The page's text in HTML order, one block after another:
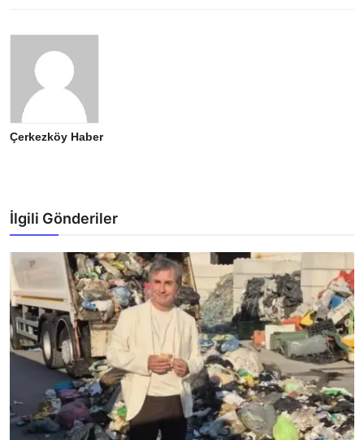
Çerkezköy Haber
İlgili Gönderiler